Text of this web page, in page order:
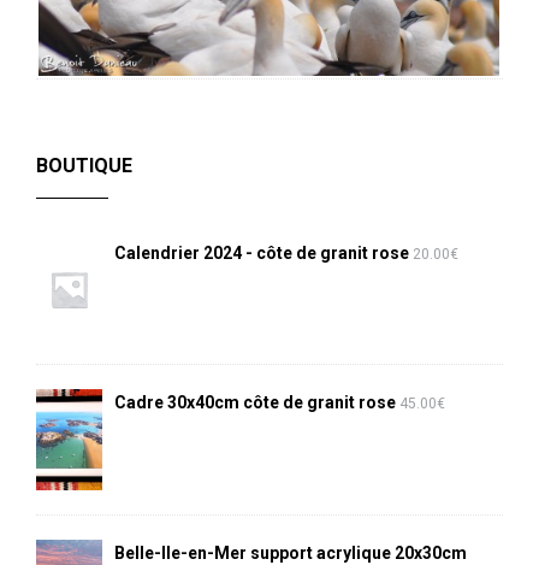
BOUTIQUE
Calendrier 2024 - côte de granit rose 20.00€
Cadre 30x40cm côte de granit rose 45.00€
Belle-Ile-en-Mer support acrylique 20x30cm